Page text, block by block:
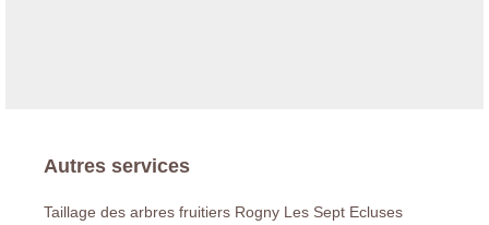
Autres services
Taillage des arbres fruitiers Rogny Les Sept Ecluses